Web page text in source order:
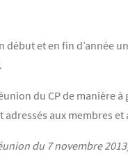
et en fin d’année
du CP de manière
aux membres
du 7 novembre